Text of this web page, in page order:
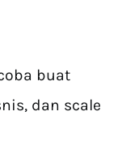
buat
dan scale